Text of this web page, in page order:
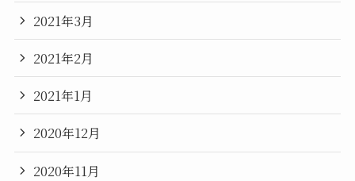
2021年3月
2021年2月
2021年1月
2020年12月
2020年11月